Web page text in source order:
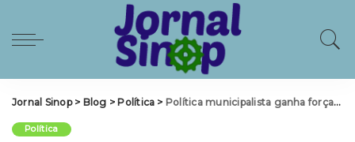
Jornal Sinop> Blog > Política > Política municipalista ganha força em Mato Grosso: o que pode mudar para Sinop nos próximos meses
Política